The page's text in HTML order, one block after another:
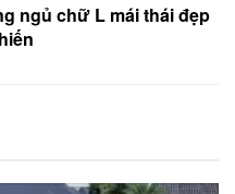
ngủ chữ L mái thái đẹp